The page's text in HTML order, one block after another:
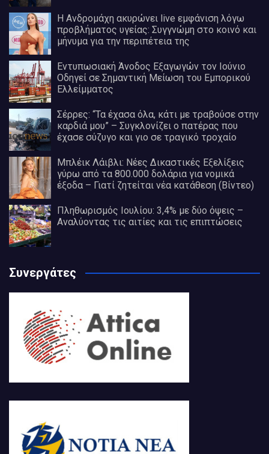
Η Ανδρομάχη ακυρώνει live εμφάνιση λόγω
προβλήματος υγείας: Συγγνώμη στο κοινό και
μήνυμα για την περιπέτεια της
Εντυπωσιακή Άνοδος Εξαγωγών τον Ιούνιο
Οδηγεί σε Σημαντική Μείωση του Εμπορικού
Ελλείμματος
Σέρρες: “Τα έχασα όλα, κάτι με τραβούσε στην
καρδιά μου” – Συγκλονίζει ο πατέρας που
έχασε σύζυγο και γιο σε τραγικό τροχαίο
Μπλέικ Λάιβλι: Νέες Δικαστικές Εξελίξεις
γύρω από τα 800.000 δολάρια για νομικά
έξοδα – Γιατί ζητείται νέα κατάθεση (Βίντεο)
Πληθωρισμός Ιουλίου: 3,4% με δύο όψεις –
Αναλύοντας τις αιτίες και τις επιπτώσεις
Συνεργάτες